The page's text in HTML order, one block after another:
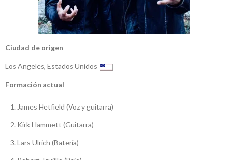
Ciudad de origen
Los Angeles, Estados Unidos
Formación actual
James Hetfield (Voz y guitarra)
Kirk Hammett (Guitarra)
Lars Ulrich (Batería)